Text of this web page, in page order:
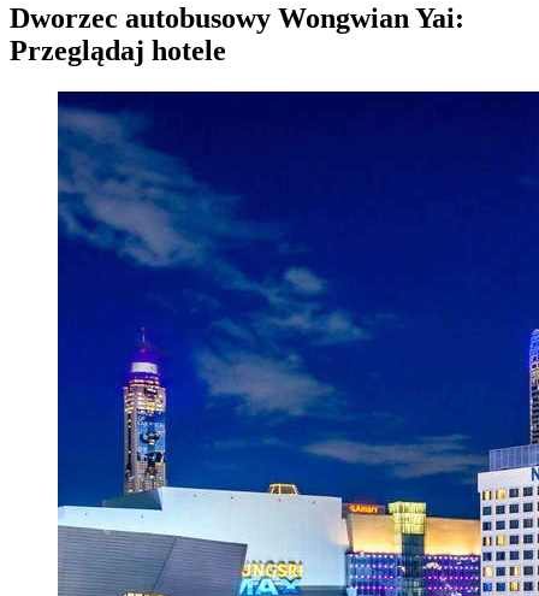
Dworzec autobusowy Wongwian Yai:
Przeglądaj hotele